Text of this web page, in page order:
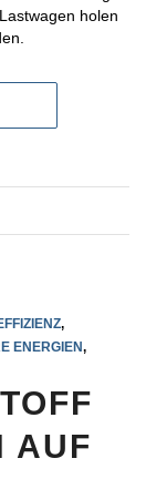
holen
,
ENERGIEN,
AUF